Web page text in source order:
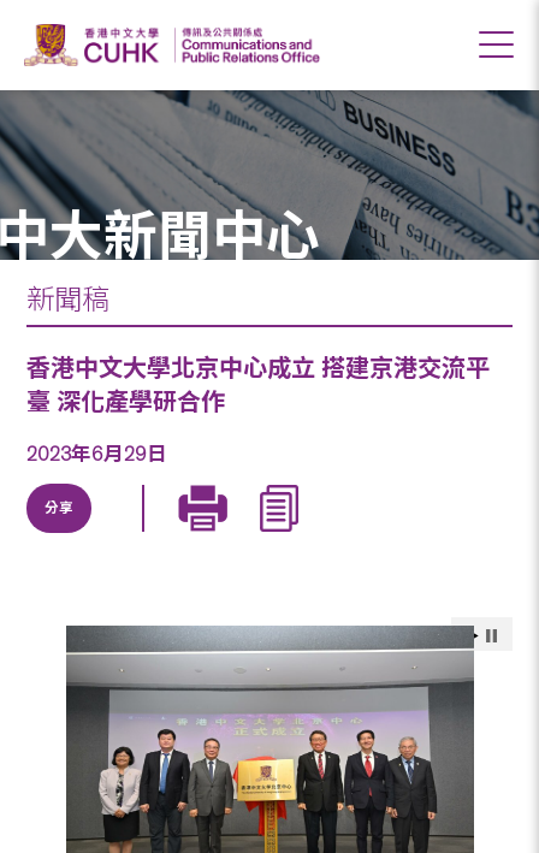
大新聞中心
新聞稿
香港中文大學北京中心成立 搭建京港交流平
臺 深化產學研合作
2023年6月29日
分享